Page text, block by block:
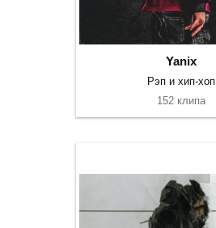
Yanix
Рэп и хип-хоп
152 клипа